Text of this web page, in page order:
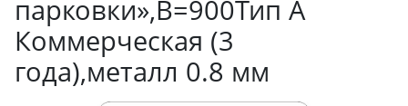
парковки»,B=900Тип А
Коммерческая (3
года),металл 0.8 мм